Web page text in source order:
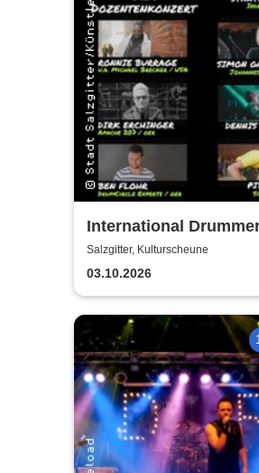
International
Meeting Konzert |
Kulturscheune
Salzgitter, Kulturscheune
03.10.2026